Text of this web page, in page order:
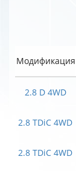
Модификация
2.8 D 4WD
2.8 TDiC 4WD
2.8 TDiC 4WD